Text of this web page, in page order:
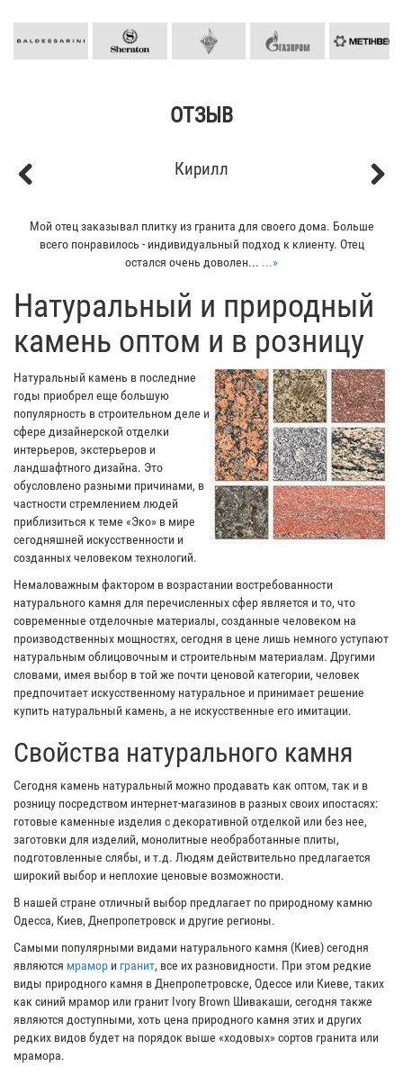
ОТЗЫВ
Кирилл
Мой отец заказывал плитку из гранита для своего дома. Больше
всего понравилось - индивидуальный подход к клиенту. Отец
остался очень доволен... ...»
​Натуральный и природный
камень оптом и в розницу
Натуральный камень в последние
годы приобрел еще большую
популярность в строительном деле и
сфере дизайнерской отделки
интерьеров, экстерьеров и
ландшафтного дизайна. Это
обусловлено разными причинами, в
частности стремлением людей
приблизиться к теме «Эко» в мире
сегодняшней искусственности и
созданных человеком технологий.
Немаловажным фактором в возрастании востребованности
натурального камня для перечисленных сфер является и то, что
современные отделочные материалы, созданные человеком на
производственных мощностях, сегодня в цене лишь немного уступают
натуральным облицовочным и строительным материалам. Другими
словами, имея выбор в той же почти ценовой категории, человек
предпочитает искусственному натуральное и принимает решение
купить натуральный камень, а не искусственные его имитации.
Свойства натурального камня
Сегодня камень натуральный можно продавать как оптом, так и в
розницу посредством интернет-магазинов в разных своих ипостасях:
готовые каменные изделия с декоративной отделкой или без нее,
заготовки для изделий, монолитные необработанные плиты,
подготовленные слябы, и т.д. Людям действительно предлагается
широкий выбор и неплохие ценовые возможности.
В нашей стране отличный выбор предлагает по природному камню
Одесса, Киев, Днепропетровск и другие регионы.
Самыми популярными видами натурального камня (Киев) сегодня
являются мрамор и гранит, все их разновидности. При этом редкие
виды природного камня в Днепропетровске, Одессе или Киеве, таких
как синий мрамор или гранит Ivory Brown Шивакаши, сегодня также
являются доступными, хоть цена природного камня этих и других
редких видов будет на порядок выше «ходовых» сортов гранита или
мрамора.